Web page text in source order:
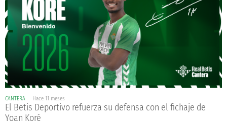
CANTERA Hace 11 meses
El Betis Deportivo refuerza su defensa con el fichaje de
Yoan Koré